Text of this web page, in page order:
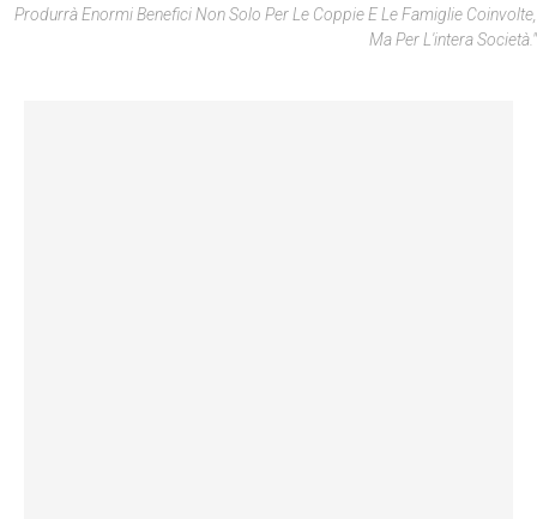
Produrrà Enormi Benefici Non Solo Per Le Coppie E Le Famiglie Coinvolte,
Ma Per L'intera Società."